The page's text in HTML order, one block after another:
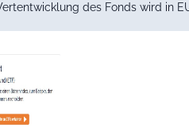
des Fonds wird in